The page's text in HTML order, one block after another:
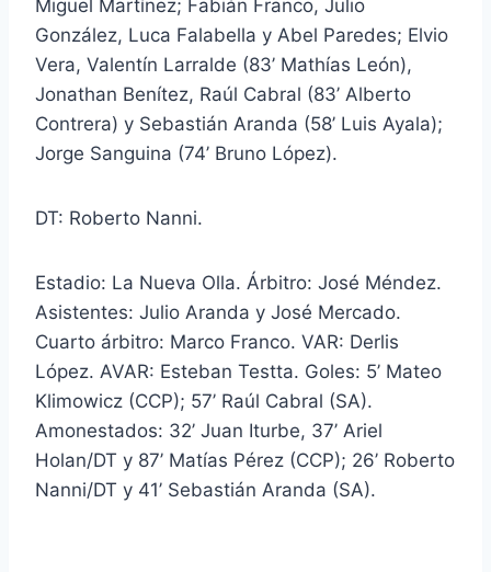
Miguel Martínez; Fabián Franco, Julio
González, Luca Falabella y Abel Paredes; Elvio
Vera, Valentín Larralde (83’ Mathías León),
Jonathan Benítez, Raúl Cabral (83’ Alberto
Contrera) y Sebastián Aranda (58’ Luis Ayala);
Jorge Sanguina (74’ Bruno López).
DT: Roberto Nanni.
Estadio: La Nueva Olla. Árbitro: José Méndez.
Asistentes: Julio Aranda y José Mercado.
Cuarto árbitro: Marco Franco. VAR: Derlis
López. AVAR: Esteban Testta. Goles: 5’ Mateo
Klimowicz (CCP); 57’ Raúl Cabral (SA).
Amonestados: 32’ Juan Iturbe, 37’ Ariel
Holan/DT y 87’ Matías Pérez (CCP); 26’ Roberto
Nanni/DT y 41’ Sebastián Aranda (SA).